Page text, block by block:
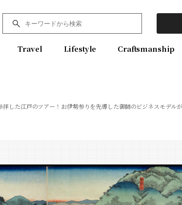
Travel Lifestyle Craftsmanship
した江戸のツアー！お伊勢参りを先導した御師のビジネスモデル